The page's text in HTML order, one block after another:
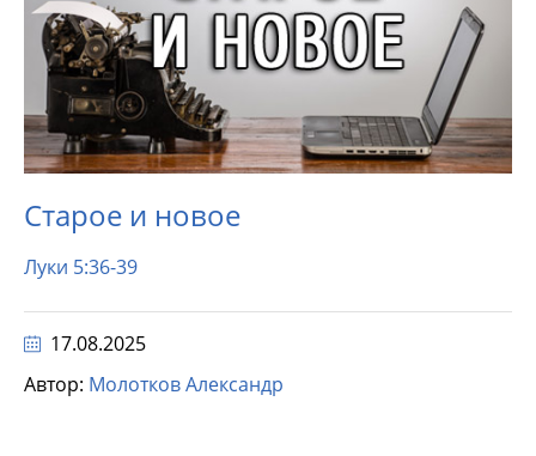
Старое и новое
Луки 5:36-39
17.08.2025
Автор: Молотков Александр